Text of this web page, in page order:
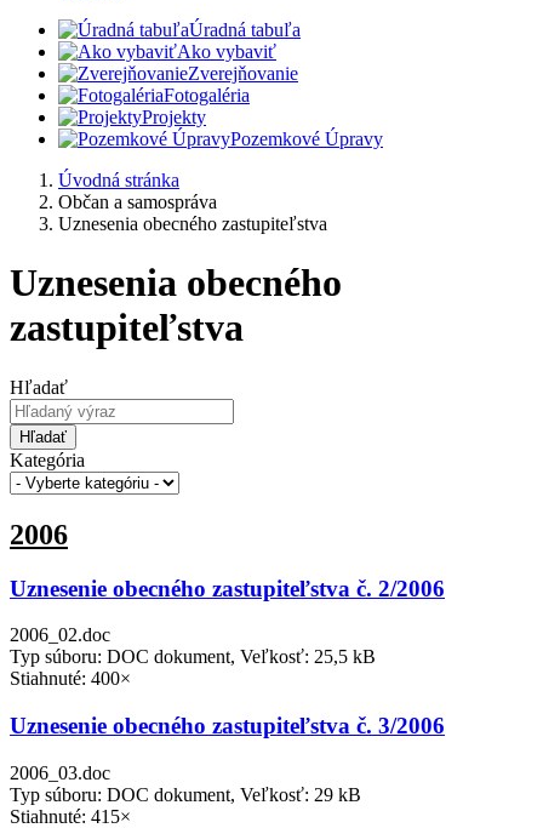
Úradná tabuľa
Ako vybaviť
Zverejňovanie
Fotogaléria
Projekty
Pozemkové Úpravy
Úvodná stránka
Občan a samospráva
Uznesenia obecného zastupiteľstva
Uznesenia obecného
zastupiteľstva
Hľadať
Hľadať
Kategória
2006
Uznesenie obecného zastupiteľstva č. 2/2006
2006_02.doc
Typ súboru: DOC dokument, Veľkosť: 25,5 kB
Stiahnuté: 400×
Uznesenie obecného zastupiteľstva č. 3/2006
2006_03.doc
Typ súboru: DOC dokument, Veľkosť: 29 kB
Stiahnuté: 415×